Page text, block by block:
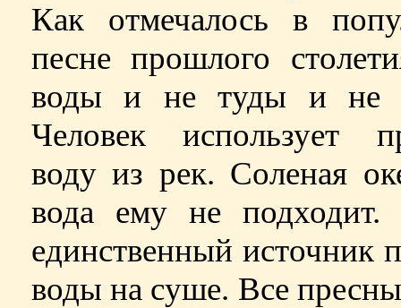
Как отмечалось в
песне прошлого
воды и не туды и не
Человек использует
воду из рек. Соленая
вода ему не
единственный источник
воды на суше. Все